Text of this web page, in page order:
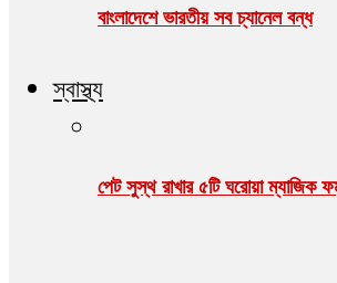
বাংলাদেশে ভারতীয় সব চ্যানেল বন্ধ
স্বাস্থ্য
পেট সুস্থ রাখার ৫টি ঘরোয়া ম্যাজিক